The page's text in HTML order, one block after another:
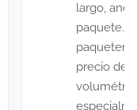
largo,
paquete.
precio de